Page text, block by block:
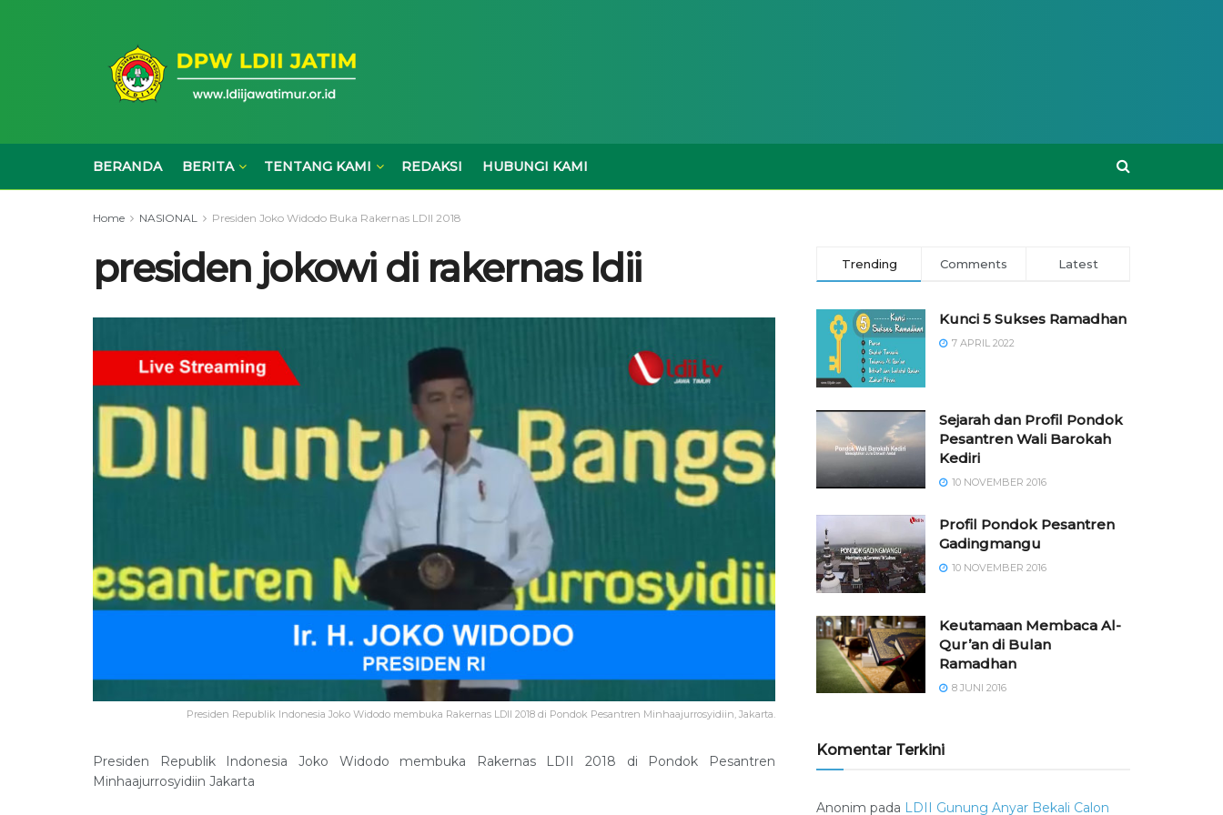
BERANDA BERITA TENTANG KAMI REDAKSI HUBUNGI KAMI
Home NASIONAL Presiden Joko Widodo Buka Rakernas LDII 2018
presiden jokowi di rakernas ldii
Presiden Republik Indonesia Joko Widodo membuka Rakernas LDII 2018 di Pondok Pesantren Minhaajurrosyidiin, Jakarta.
Presiden Republik Indonesia Joko Widodo membuka Rakernas LDII 2018 di Pondok Pesantren
Minhaajurrosyidiin Jakarta
Trending Comments Latest
Kunci 5 Sukses Ramadhan
7 APRIL 2022
Sejarah dan Profil Pondok
Pesantren Wali Barokah
Kediri
10 NOVEMBER 2016
⁠⁠⁠Profil Pondok Pesantren
Gadingmangu
10 NOVEMBER 2016
Keutamaan Membaca Al-
Qur’an di Bulan
Ramadhan
8 JUNI 2016
Komentar Terkini
Anonim pada LDII Gunung Anyar Bekali Calon